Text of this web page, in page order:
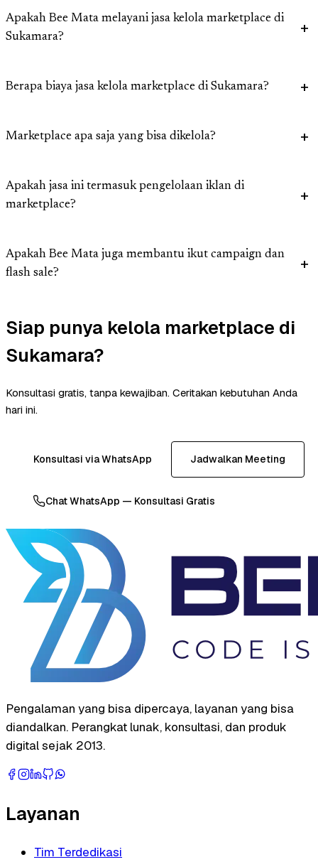
Apakah Bee Mata melayani jasa kelola marketplace di
Sukamara?
Berapa biaya jasa kelola marketplace di Sukamara?
Marketplace apa saja yang bisa dikelola?
Apakah jasa ini termasuk pengelolaan iklan di
marketplace?
Apakah Bee Mata juga membantu ikut campaign dan
flash sale?
Siap punya kelola marketplace di
Sukamara?
Konsultasi gratis, tanpa kewajiban. Ceritakan kebutuhan Anda
hari ini.
Konsultasi via WhatsApp Jadwalkan Meeting
Chat WhatsApp — Konsultasi Gratis
Pengalaman yang bisa dipercaya, layanan yang bisa
diandalkan. Perangkat lunak, konsultasi, dan produk
digital sejak 2013.
Layanan
Tim Terdedikasi